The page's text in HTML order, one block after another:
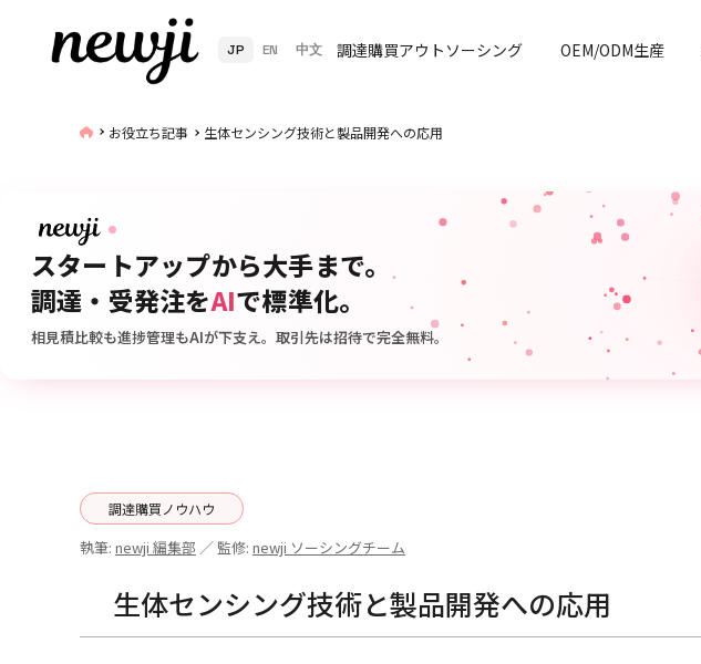
JP EN 中文 調達購買アウトソーシング OEM/ODM生産
お役立ち記事 生体センシング技術と製品開発への応用
スタートアップから大手まで。
調達・受発注をAIで標準化。
相見積比較も進捗管理もAIが下支え。取引先は招待で完全無料。
調達購買ノウハウ
執筆: newji 編集部 ／ 監修: newji ソーシングチーム
生体センシング技術と製品開発への応用